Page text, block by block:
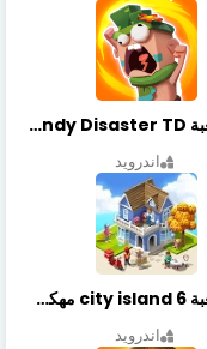
تحميل لعبة Candy Disaster TD مهكرة اخر إصدار
اندرويد
تحميل لعبة city island 6 مهكرة أخر إصدار
اندرويد